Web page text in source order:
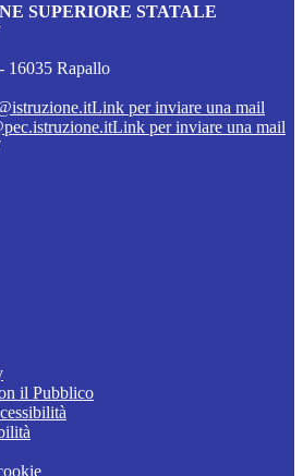
SUPERIORE STATALE
16035 Rapallo
Link per inviare una mail
Link per inviare una mail
il Pubblico